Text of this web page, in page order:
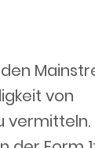
von
vermitteln.